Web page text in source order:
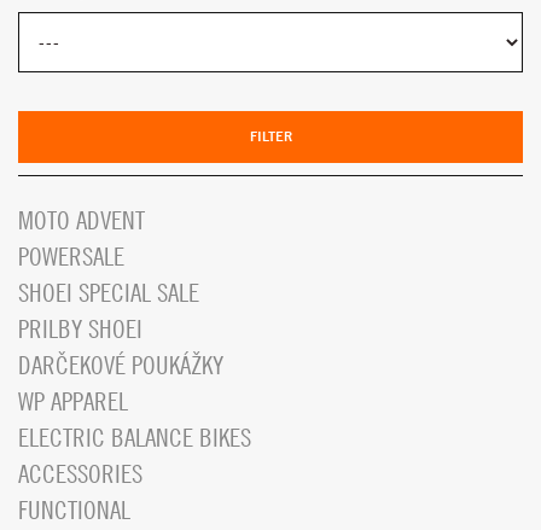
FILTER
MOTO ADVENT
POWERSALE
SHOEI SPECIAL SALE
PRILBY SHOEI
DARČEKOVÉ POUKÁŽKY
WP APPAREL
ELECTRIC BALANCE BIKES
ACCESSORIES
FUNCTIONAL